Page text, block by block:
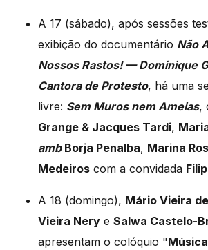
A 17 (sábado), após sessões
exibição do documentário Não
Nossos Rastos! — Dominique
Cantora de Protesto, há uma
livre: Sem Muros nem Ameias,
Grange & Jacques Tardi,
amb Borja Penalba, Marina
Medeiros com a convidada
A 18 (domingo), Mário Vieira
Vieira Nery e Salwa Castelo-
apresentam o colóquio "